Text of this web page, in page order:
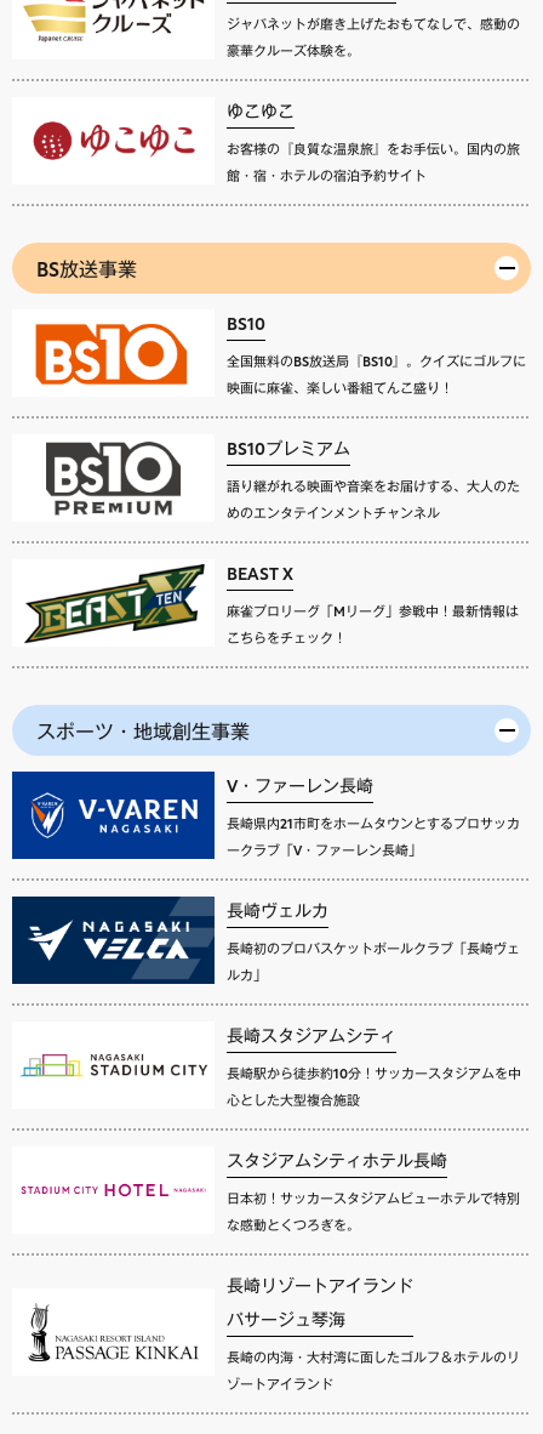
ジャパネットが磨き上げたおもてなしで、感動の
豪華クルーズ体験を。
ゆこゆこ
お客様の『良質な温泉旅』をお手伝い。国内の旅
館・宿・ホテルの宿泊予約サイト
BS放送事業
BS10
全国無料のBS放送局『BS10』。クイズにゴルフに
映画に麻雀、楽しい番組てんこ盛り！
BS10プレミアム
語り継がれる映画や音楽をお届けする、大人のた
めのエンタテインメントチャンネル
BEAST X
麻雀プロリーグ「Mリーグ」参戦中！最新情報は
こちらをチェック！
スポーツ・地域創生事業
V・ファーレン長崎
長崎県内21市町をホームタウンとするプロサッカ
ークラブ「V・ファーレン長崎」
長崎ヴェルカ
長崎初のプロバスケットボールクラブ「長崎ヴェ
ルカ」
長崎スタジアムシティ
長崎駅から徒歩約10分！サッカースタジアムを中
心とした大型複合施設
スタジアムシティホテル長崎
日本初！サッカースタジアムビューホテルで特別
な感動とくつろぎを。
長崎リゾートアイランド
パサージュ琴海
長崎の内海・大村湾に面したゴルフ＆ホテルのリ
ゾートアイランド